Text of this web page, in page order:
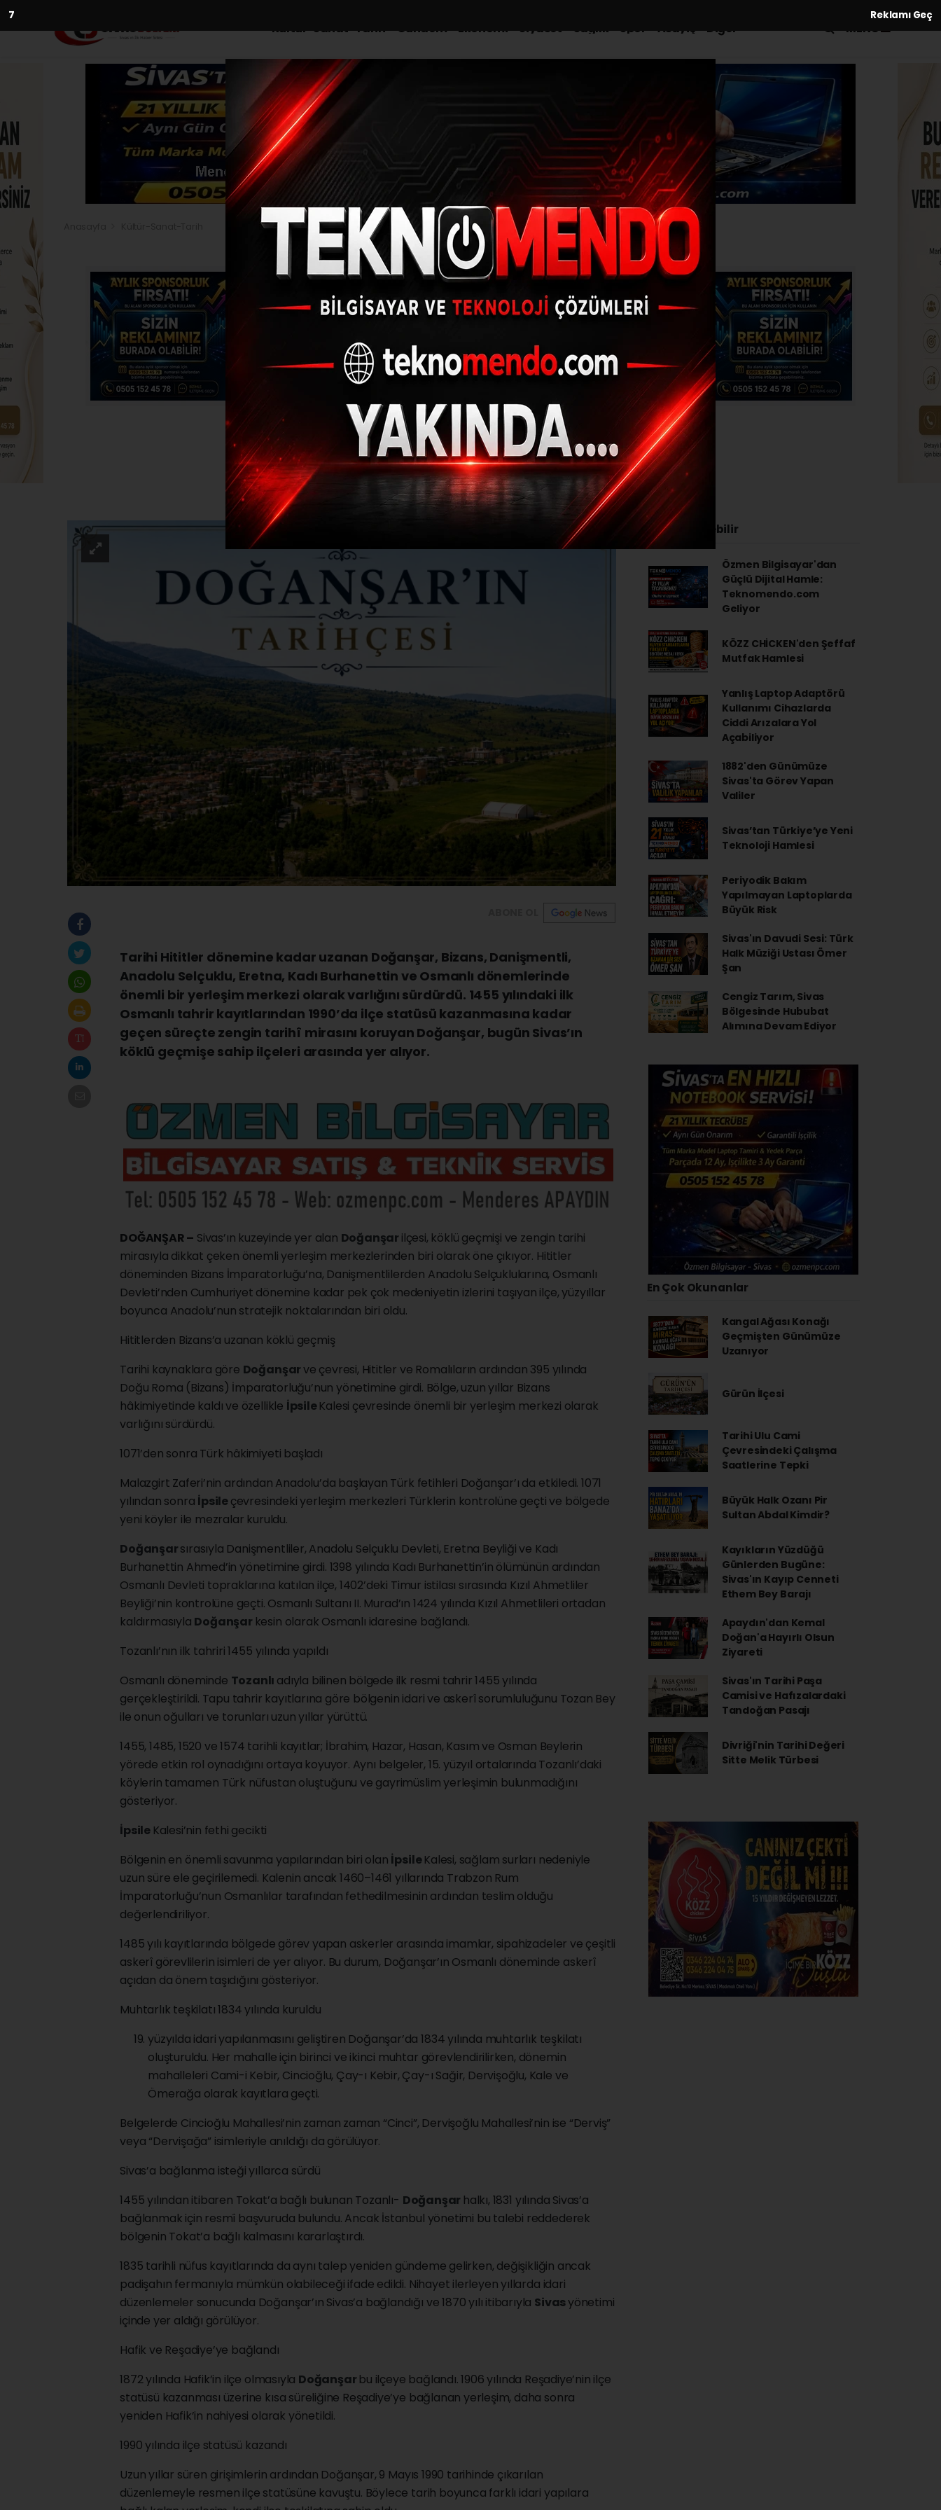
5 Reklamı Geç
Kültür-Sanat-Tarih Gündem Ekonomi Siyaset Sağlık Spor Asayiş Diğer MENÜ
Doğanşar İlçesi
20.06.2026 - 18:02, Güncelleme: 20.06.2026 - 22:00
Tarihi Hititler dönemine kadar uzanan Doğanşar, Bizans, Danişmentli,
Anadolu Selçuklu, Eretna, Kadı Burhanettin ve Osmanlı dönemlerinde
önemli bir yerleşim merkezi olarak varlığını sürdürdü. 1455 yılındaki ilk
Osmanlı tahrir kayıtlarından 1990’da ilçe statüsü kazanmasına kadar
geçen süreçte zengin tarihî mirasını koruyan Doğanşar, bugün Sivas’ın
köklü geçmişe sahip ilçeleri arasında yer alıyor.
DOĞANŞAR – Sivas’ın kuzeyinde yer alan Doğanşar ilçesi, köklü geçmişi ve zengin tarihi
mirasıyla dikkat çeken önemli yerleşim merkezlerinden biri olarak öne çıkıyor. Hititler
döneminden Bizans İmparatorluğu’na, Danişmentlilerden Anadolu Selçuklularına, Osmanlı
Devleti’nden Cumhuriyet dönemine kadar pek çok medeniyetin izlerini taşıyan ilçe, yüzyıllar
boyunca Anadolu’nun stratejik noktalarından biri oldu.
Hititlerden Bizans’a uzanan köklü geçmiş
Tarihi kaynaklara göre Doğanşarve çevresi, Hititler ve Romalıların ardından 395 yılında
Doğu Roma (Bizans) İmparatorluğu’nun yönetimine girdi. Bölge, uzun yıllar Bizans
hâkimiyetinde kaldı ve özellikle İpsileKalesi çevresinde önemli bir yerleşim merkezi olarak
varlığını sürdürdü.
1071’den sonra Türk hâkimiyeti başladı
Malazgirt Zaferi’nin ardından Anadolu’da başlayan Türk fetihleri Doğanşar’ı da etkiledi. 1071
yılından sonra İpsileçevresindeki yerleşim merkezleri Türklerin kontrolüne geçti ve bölgede
yeni köyler ile mezralar kuruldu.
Doğanşarsırasıyla Danişmentliler, Anadolu Selçuklu Devleti, Eretna Beyliği ve Kadı
Burhanettin Ahmed’in yönetimine girdi. 1398 yılında Kadı Burhanettin’in ölümünün ardından
Osmanlı Devleti topraklarına katılan ilçe, 1402’deki Timur istilası sırasında Kızıl Ahmetliler
Beyliği’nin kontrolüne geçti. Osmanlı Sultanı II. Murad’ın 1424 yılında Kızıl Ahmetlileri ortadan
kaldırmasıyla Doğanşar kesin olarak Osmanlı idaresine bağlandı.
Tozanlı’nın ilk tahriri 1455 yılında yapıldı
Osmanlı döneminde Tozanlı adıyla bilinen bölgede ilk resmi tahrir 1455 yılında
gerçekleştirildi. Tapu tahrir kayıtlarına göre bölgenin idari ve askerî sorumluluğunu Tozan Bey
ile onun oğulları ve torunları uzun yıllar yürüttü.
1455, 1485, 1520 ve 1574 tarihli kayıtlar; İbrahim, Hazar, Hasan, Kasım ve Osman Beylerin
yörede etkin rol oynadığını ortaya koyuyor. Aynı belgeler, 15. yüzyıl ortalarında Tozanlı’daki
köylerin tamamen Türk nüfustan oluştuğunu ve gayrimüslim yerleşimin bulunmadığını
gösteriyor.
İpsile Kalesi’nin fethi gecikti
Bölgenin en önemli savunma yapılarından biri olan İpsileKalesi, sağlam surları nedeniyle
uzun süre ele geçirilemedi. Kalenin ancak 1460–1461 yıllarında Trabzon Rum
İmparatorluğu’nun Osmanlılar tarafından fethedilmesinin ardından teslim olduğu
değerlendiriliyor.
1485 yılı kayıtlarında bölgede görev yapan askerler arasında imamlar, sipahizadeler ve çeşitli
askerî görevlilerin isimleri de yer alıyor. Bu durum, Doğanşar’ın Osmanlı döneminde askerî
açıdan da önem taşıdığını gösteriyor.
Muhtarlık teşkilatı 1834 yılında kuruldu
yüzyılda idari yapılanmasını geliştiren Doğanşar’da 1834 yılında muhtarlık teşkilatı
oluşturuldu. Her mahalle için birinci ve ikinci muhtar görevlendirilirken, dönemin
mahalleleri Cami-i Kebir, Cincioğlu, Çay-ı Kebir, Çay-ı Sağir, Dervişoğlu, Kale ve
Ömerağa olarak kayıtlara geçti.
Belgelerde Cincioğlu Mahallesi’nin zaman zaman “Cinci”, Dervişoğlu Mahallesi’nin ise “Derviş”
veya “Dervişağa” isimleriyle anıldığı da görülüyor.
Sivas’a bağlanma isteği yıllarca sürdü
1455 yılından itibaren Tokat’a bağlı bulunan Tozanlı- Doğanşar halkı, 1831 yılında Sivas’a
bağlanmak için resmî başvuruda bulundu. Ancak İstanbul yönetimi bu talebi reddederek
bölgenin Tokat’a bağlı kalmasını kararlaştırdı.
1835 tarihli nüfus kayıtlarında da aynı talep yeniden gündeme gelirken, değişikliğin ancak
padişahın fermanıyla mümkün olabileceği ifade edildi. Nihayet ilerleyen yıllarda idari
düzenlemeler sonucunda Doğanşar’ın Sivas’a bağlandığı ve 1870 yılı itibarıyla Sivasyönetimi
içinde yer aldığı görülüyor.
Hafik ve Reşadiye’ye bağlandı
1872 yılında Hafik’in ilçe olmasıyla Doğanşar bu ilçeye bağlandı. 1906 yılında Reşadiye’nin ilçe
statüsü kazanması üzerine kısa süreliğine Reşadiye’ye bağlanan yerleşim, daha sonra
yeniden Hafik’in nahiyesi olarak yönetildi.
1990 yılında ilçe statüsü kazandı
Uzun yıllar süren girişimlerin ardından Doğanşar, 9 Mayıs 1990 tarihinde çıkarılan
düzenlemeyle resmen ilçe statüsüne kavuştu. Böylece tarih boyunca farklı idari yapılara
İlginizi Çekebilir
Özmen Bilgisayar'dan
Güçlü Dijital Hamle:
Teknomendo.com
Geliyor
KÖZZ CHİCKEN'den Şeffaf
Mutfak Hamlesi
Yanlış Laptop Adaptörü
Kullanımı Cihazlarda
Ciddi Arızalara Yol
Açabiliyor
1882'den Günümüze
Sivas'ta Görev Yapan
Valiler
Sivas’tan Türkiye’ye Yeni
Teknoloji Hamlesi
Periyodik Bakım
Yapılmayan Laptoplarda
Büyük Risk
Sivas'ın Davudi Sesi: Türk
Halk Müziği Ustası Ömer
Şan
Cengiz Tarım, Sivas
Bölgesinde Hububat
Alımına Devam Ediyor
En Çok Okunanlar
Kangal Ağası Konağı
Geçmişten Günümüze
Uzanıyor
Gürün İlçesi
Tarihi Ulu Cami
Çevresindeki Çalışma
Saatlerine Tepki
Büyük Halk Ozanı Pir
Sultan Abdal Kimdir?
Kayıkların Yüzdüğü
Günlerden Bugüne:
Sivas'ın Kayıp Cenneti
Ethem Bey Barajı
Apaydın'dan Kemal
Doğan'a Hayırlı Olsun
Ziyareti
Sivas'ın Tarihi Paşa
Camisi ve Hafızalardaki
Tandoğan Pasajı
Divriği'nin Tarihi Değeri
Sitte Melik Türbesi